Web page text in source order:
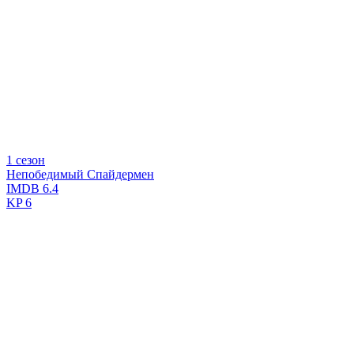
1 сезон
Непобедимый Спайдермен
IMDB 6.4
KP6